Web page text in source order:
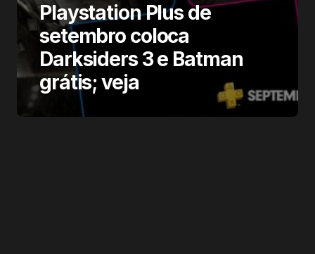
Playstation Plus de
setembro coloca
Darksiders 3 e Batman
grátis; veja